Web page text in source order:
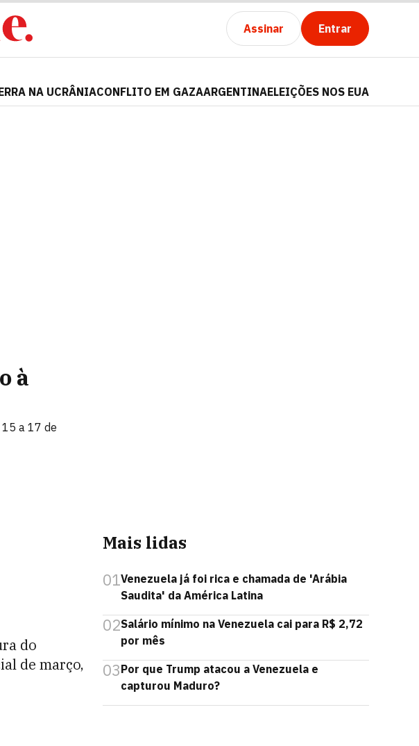
Assinar Entrar
NA UCRÂNIACONFLITO EM GAZAARGENTINAELEIÇÕES NOS EUA
à
a 17 de
do
de março,
Mais lidas
01Venezuela já foi rica e chamada de 'Arábia
Saudita' da América Latina
02Salário mínimo na Venezuela cai para R$ 2,72
por mês
03Por que Trump atacou a Venezuela e
capturou Maduro?